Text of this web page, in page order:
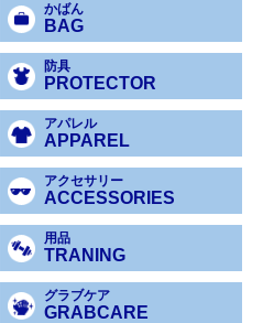
かばん
BAG
防具
PROTECTOR
アパレル
APPAREL
アクセサリー
ACCESSORIES
用品
TRANING
グラブケア
GRABCARE